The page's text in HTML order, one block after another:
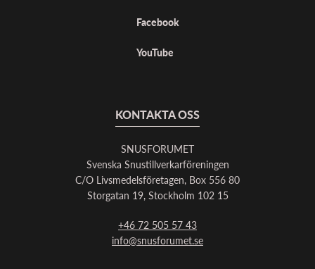
Facebook
YouTube
KONTAKTA OSS
SNUSFORUMET
Svenska Snustillverkarföreningen
C/O Livsmedelsföretagen, Box 556 80
Storgatan 19, Stockholm 102 15
+46 72 505 57 43
info@snusforumet.se